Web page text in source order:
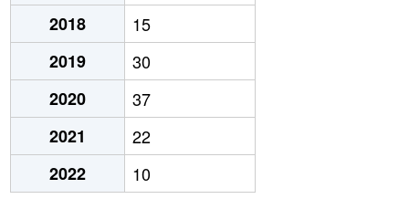
2018
15
2019
30
2020
37
2021
22
2022
10